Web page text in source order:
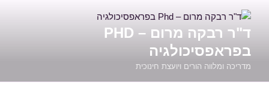
לתוכן
ד"ר רבקה מרום – PHD
בפראפסיכולגיה
מדריכה ומלווה הורים ויועצת חינוכית